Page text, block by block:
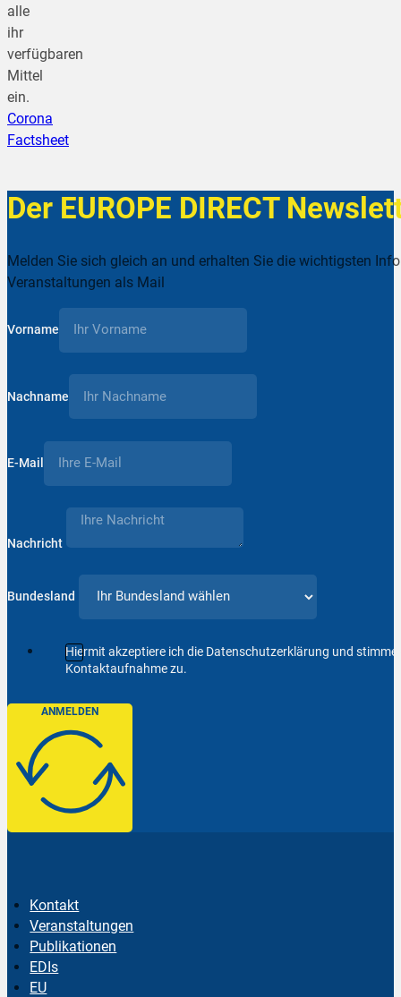
alle
ihr
verfügbaren
Mittel
ein.
Corona
Factsheet
Der EUROPE DIRECT
Melden Sie sich gleich an und erhalten Sie die wichtigsten
Veranstaltungen als Mail
Vorname
Nachname
E-Mail
Nachricht
Bundesland
Hiermit akzeptiere ich die Datenschutzerklärung und
Kontaktaufnahme zu.
ANMELDEN
Kontakt
Veranstaltungen
Publikationen
EDIs
EU